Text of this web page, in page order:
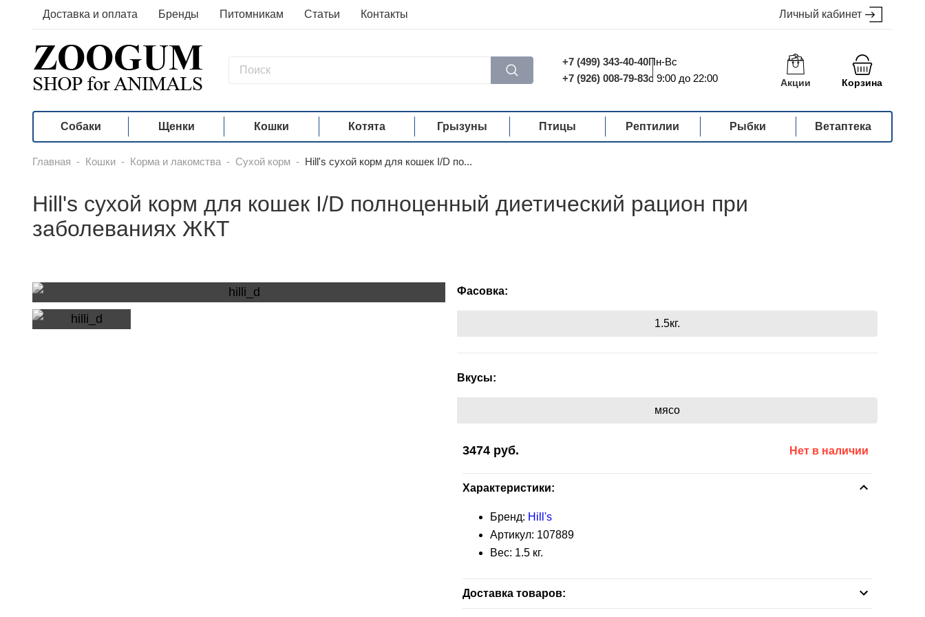
Доставка и оплата Бренды Питомникам Статьи Контакты Личный кабинет
+7 (499) 343-40-40
+7 (926) 008-79-83
Пн-Вс
с 9:00 до 22:00
Акции Корзина
Собаки Щенки Кошки Котята Грызуны Птицы Рептилии Рыбки Ветаптека
Главная - Кошки - Корма и лакомства - Сухой корм - Hill's сухой корм для кошек I/D по...
Hill's сухой корм для кошек I/D полноценный диетический рацион при
заболеваниях ЖКТ
Фасовка:
1.5кг.
Вкусы:
мясо
3474 руб. Нет в наличии
Характеристики:
Бренд: Hill's
Артикул: 107889
Вес: 1.5 кг.
Доставка товаров: